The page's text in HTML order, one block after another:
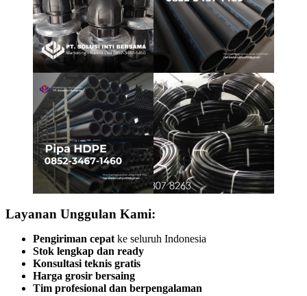
Layanan Unggulan Kami:
Pengiriman cepat ke seluruh Indonesia
Stok lengkap dan ready
Konsultasi teknis gratis
Harga grosir bersaing
Tim profesional dan berpengalaman